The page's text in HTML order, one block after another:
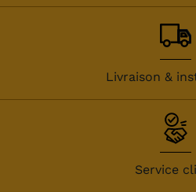
Livraison &
Service